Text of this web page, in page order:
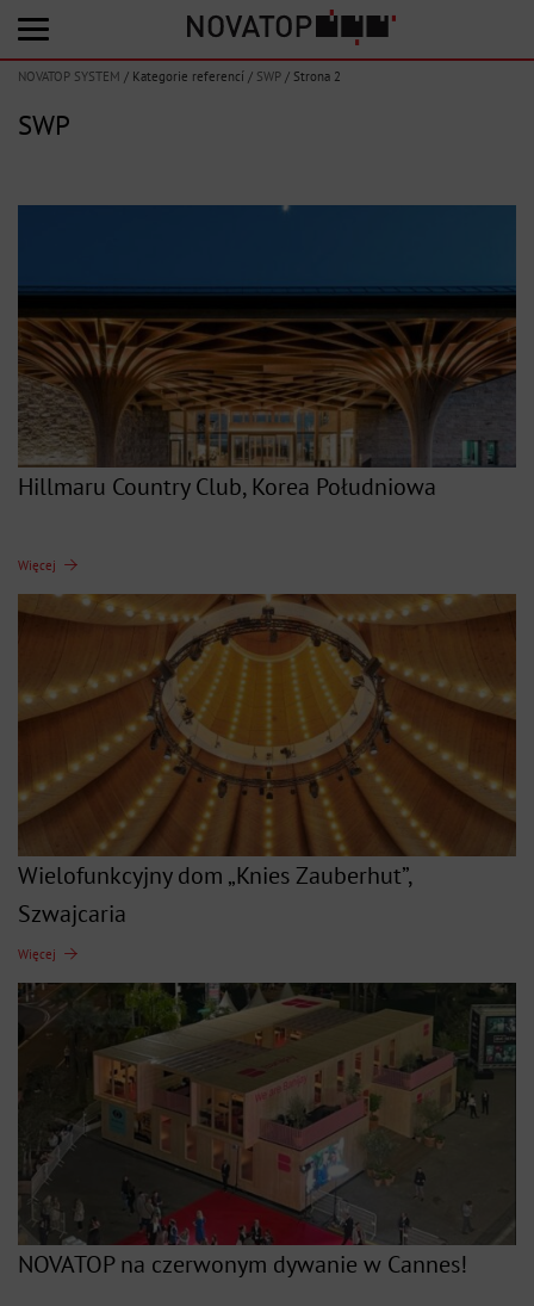
NOVATOP SYSTEM / Kategorie referencí / SWP / Strona 2
SWP
Hillmaru Country Club, Korea Południowa
Więcej
Wielofunkcyjny dom „Knies Zauberhut”,
Szwajcaria
Więcej
NOVATOP na czerwonym dywanie w Cannes!